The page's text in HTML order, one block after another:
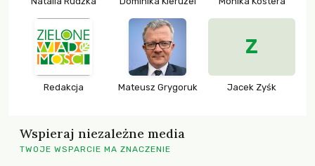
Redakcja Mateusz Grygoruk
Z
Jacek Zyśk
Wspieraj niezależne media
TWOJE WSPARCIE MA ZNACZENIE